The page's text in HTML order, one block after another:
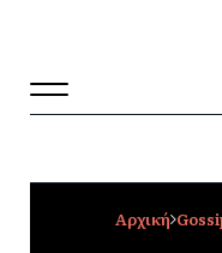
Αρχική